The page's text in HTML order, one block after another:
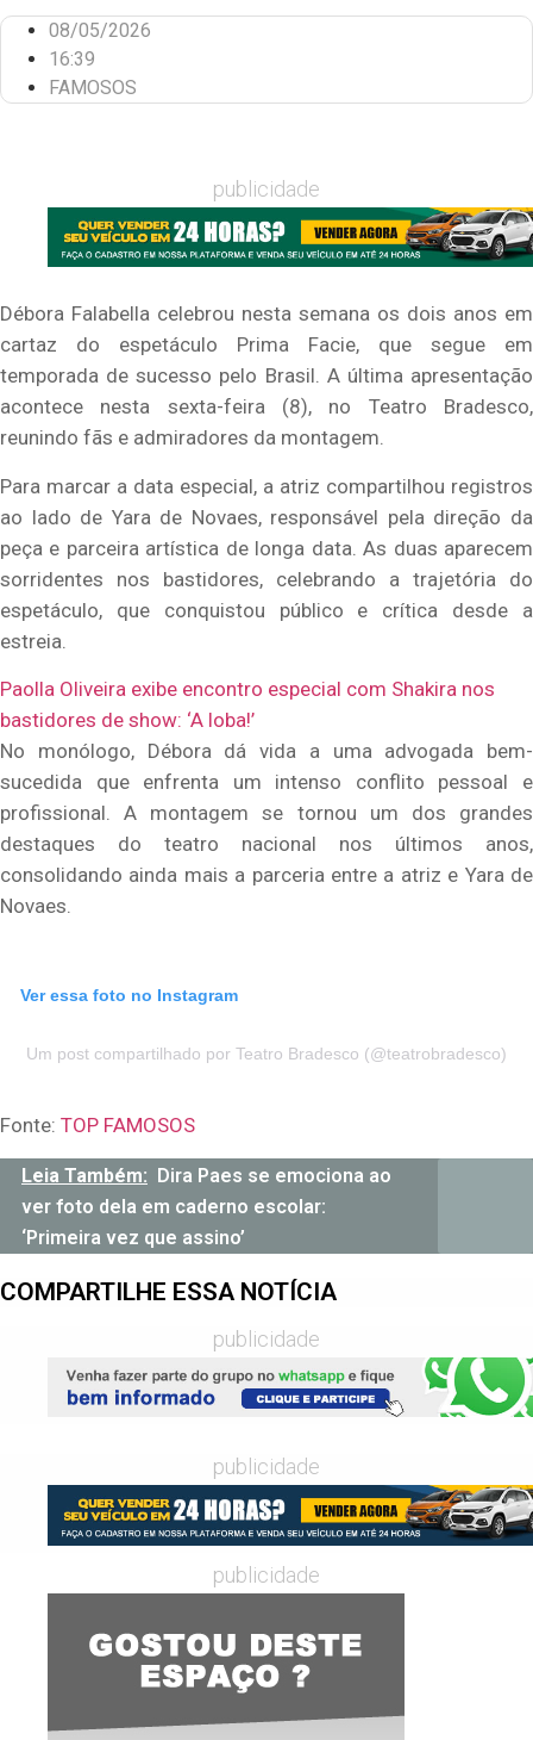
08/05/2026
16:39
FAMOSOS
publicidade
Débora Falabella celebrou nesta semana os dois anos em
cartaz do espetáculo Prima Facie, que segue em
temporada de sucesso pelo Brasil. A última apresentação
acontece nesta sexta-feira (8), no Teatro Bradesco,
reunindo fãs e admiradores da montagem.
Para marcar a data especial, a atriz compartilhou registros
ao lado de Yara de Novaes, responsável pela direção da
peça e parceira artística de longa data. As duas aparecem
sorridentes nos bastidores, celebrando a trajetória do
espetáculo, que conquistou público e crítica desde a
estreia.
Paolla Oliveira exibe encontro especial com Shakira nos
bastidores de show: ‘A loba!’
No monólogo, Débora dá vida a uma advogada bem-
sucedida que enfrenta um intenso conflito pessoal e
profissional. A montagem se tornou um dos grandes
destaques do teatro nacional nos últimos anos,
consolidando ainda mais a parceria entre a atriz e Yara de
Novaes.
Ver essa foto no Instagram
Um post compartilhado por Teatro Bradesco (@teatrobradesco)
Fonte: TOP FAMOSOS
Leia Também: Dira Paes se emociona ao
ver foto dela em caderno escolar:
‘Primeira vez que assino’
COMPARTILHE ESSA NOTÍCIA
publicidade
publicidade
publicidade